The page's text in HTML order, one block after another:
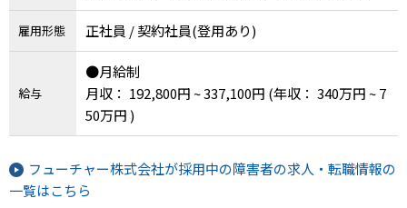
千葉県、東京都、神奈川県、新潟県、富山県、石
川県、福井県、山梨県、長野県、岐阜県、静岡
県、愛知県、三重県、滋賀県、京都府、大阪府、
兵庫県、奈良県、和歌山県、鳥取県、島根県、岡
山県、広島県、山口県、徳島県、香川県、愛媛
県、高知県、福岡県、佐賀県、長崎県、熊本県、
大分県、宮崎県、鹿児島県、沖縄県
雇用形態 正社員 / 契約社員(登用あり)
給与
●月給制
月収： 192,800円 ~ 337,100円 (年収： 340万円 ~ 7
50万円 )
フューチャー株式会社が採用中の障害者の求人・転職情報の
一覧はこちら